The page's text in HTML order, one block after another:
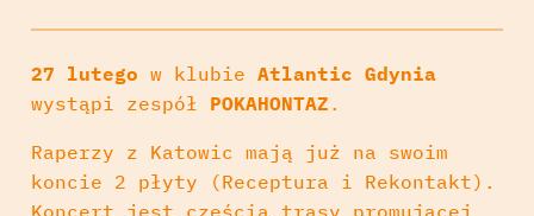
27 lutego w klubie Atlantic Gdynia
wystąpi zespół POKAHONTAZ .
Raperzy z Katowic mają już na swoim
koncie 2 płyty (Receptura i Rekontakt).
Koncert jest częścią trasy promującej